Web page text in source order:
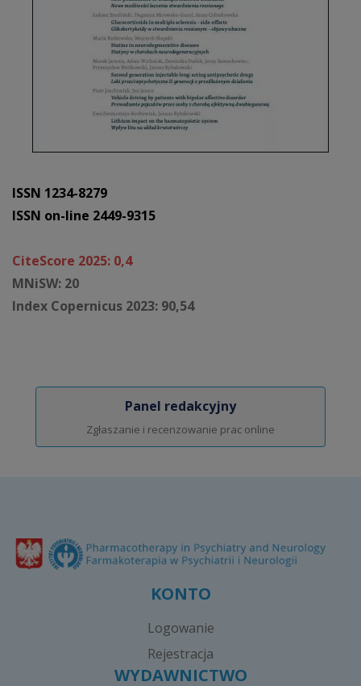
ISSN 1234-8279
ISSN on-line 2449-9315
CiteScore 2025: 0,4
MNiSW: 20
Index Copernicus 2023: 90,54
Panel redakcyjny
Zgłaszanie i recenzowanie prac online
KONTO
Logowanie
Rejestracja
WYDAWNICTWO